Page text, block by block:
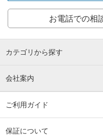
お電話での相
カテゴリから探す
会社案内
ご利用ガイド
保証について